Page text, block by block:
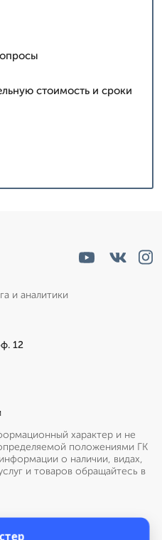
стоимость и сроки
и аналитики
12
характер и не
положениями ГК
о наличии, видах,
и товаров обращайтесь в